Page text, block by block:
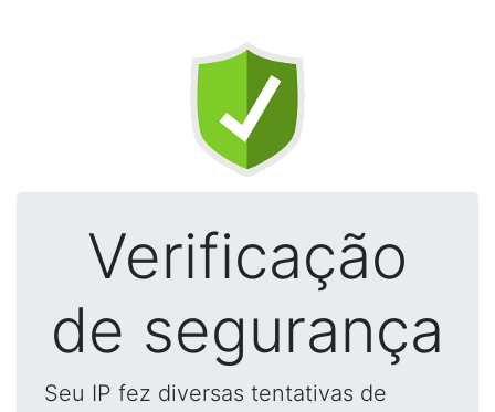
Verificação
de segurança
Seu IP fez diversas tentativas de